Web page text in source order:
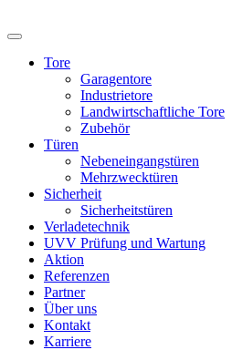
Tore
Garagentore
Industrietore
Landwirtschaftliche Tore
Zubehör
Türen
Nebeneingangstüren
Mehrzwecktüren
Sicherheit
Sicherheitstüren
Verladetechnik
UVV Prüfung und Wartung
Aktion
Referenzen
Partner
Über uns
Kontakt
Karriere